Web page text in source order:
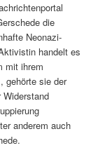
die
Neonazi-
handelt es
mit ihrem
gehörte sie der
Widerstand
anderem auch